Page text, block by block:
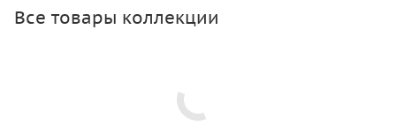
Все товары коллекции